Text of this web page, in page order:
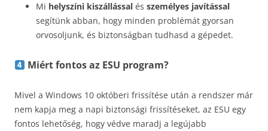
Mi helyszíni kiszállással és személyes javítással
segítünk abban, hogy minden problémát gyorsan
orvosoljunk, és biztonságban tudhasd a gépedet.
Miért fontos az ESU program?
Mivel a Windows 10 októberi frissítése után a rendszer már
nem kapja meg a napi biztonsági frissítéseket, az ESU egy
fontos lehetőség, hogy védve maradj a legújabb